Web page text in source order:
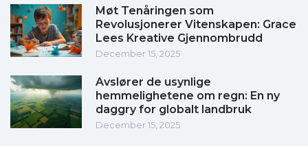
Møt Tenåringen som
Revolusjonerer Vitenskapen: Grace
Lees Kreative Gjennombrudd
December 15, 2025
Avslører de usynlige
hemmelighetene om regn: En ny
daggry for globalt landbruk
December 15, 2025